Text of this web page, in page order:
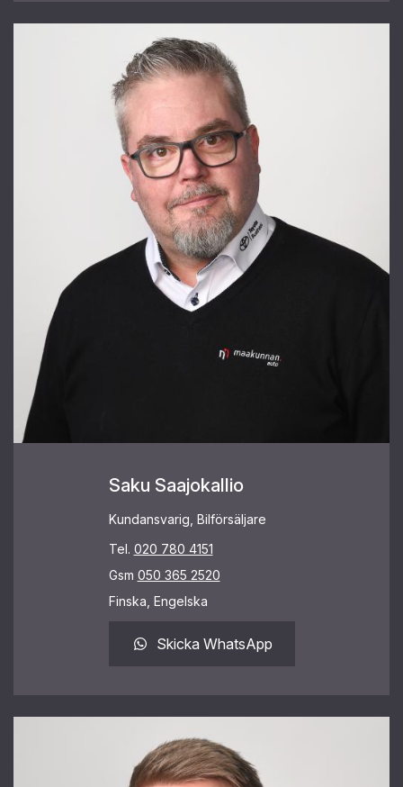
Saku Saajokallio
Kundansvarig, Bilförsäljare
Tel. 020 780 4151
Gsm 050 365 2520
Finska, Engelska
Skicka WhatsApp